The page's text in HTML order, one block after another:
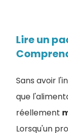
Lire un
Sans avoir
que
réellement
Lorsqu'un